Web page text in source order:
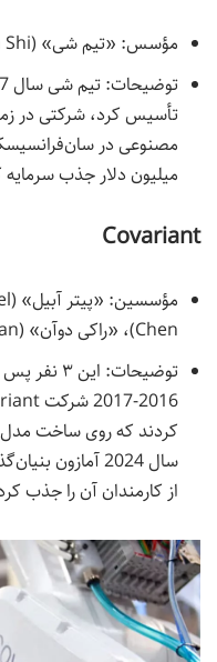
مؤسس: «تیم شی» (Tim Shi)
تأسیس کرد، شرکتی در
میلیون دلار جذب
Covariant
Chen)، «راکی دوآن» (Rocky Duan)
کردند که روی ساخت
از کارمندان آن را جذب